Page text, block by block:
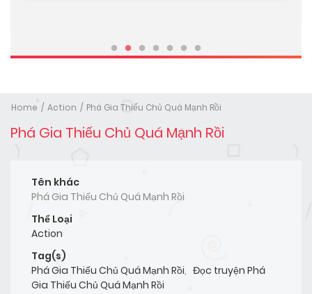
Home Action Phá Gia Thiếu Chủ Quá Mạnh Rồi
Phá Gia Thiếu Chủ Quá Mạnh Rồi
Tên khác
Phá Gia Thiếu Chủ Quá Mạnh Rồi
Thể Loại
Action
Tag(s)
Phá Gia Thiếu Chủ Quá Mạnh Rồi, Đọc truyện Phá
Gia Thiếu Chủ Quá Mạnh Rồi